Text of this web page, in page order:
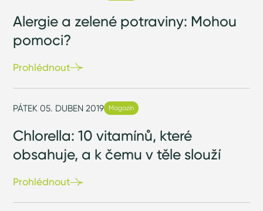
Alergie a zelené potraviny: Mohou
pomoci?
Prohlédnout
PÁTEK 05. DUBEN 2019 Magazín
Chlorella: 10 vitamínů, které
obsahuje, a k čemu v těle slouží
Prohlédnout